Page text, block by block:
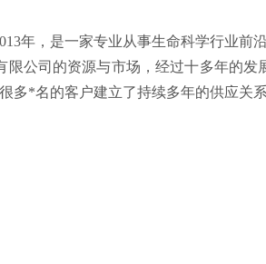
年，是一家专业从事生命科学行业前
限公司的资源与市场，经过十多年的
多*名的客户建立了持续多年的供应关系